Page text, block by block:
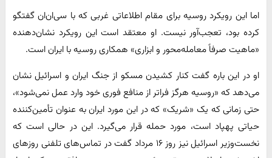
اما این رویکرد روسیه برای مقام اطلاعاتی غربی که با سی‌ان‌ان گفتگو
کرده بود، تعجب‌آور نیست. او معتقد است این رویکرد نشان‌دهنده
«ماهیت صرفاً معامله‌محور و ابزاری» همکاری روسیه با ایران است.
او در این باره گفت کنار کشیدن مسکو از جنگ ایران و اسرائیل نشان
می‌دهد که «روسیه هرگز فراتر از منافع فوری خود وارد عمل نمی‌شود»،
حتی زمانی که یک «شریک» که در این مورد ایران به عنوان تأمین‌کننده
حیاتی پهپاد است، مورد حمله قرار می‌گیرد. این در حالی است که
نخست‌وزیر اسرائیل نیز روز ۱۶ مرداد گفت در تماس‌های تلفنی روزهای